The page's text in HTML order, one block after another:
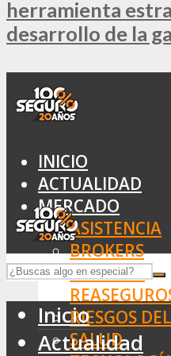
herramienta
desarrollo de la
INICIO
ACTUALIDAD
MERCADO
ASISTENCIA
BROKERS
SEGUROS
RIESGOS
SALUD
Inicio
Actualidad